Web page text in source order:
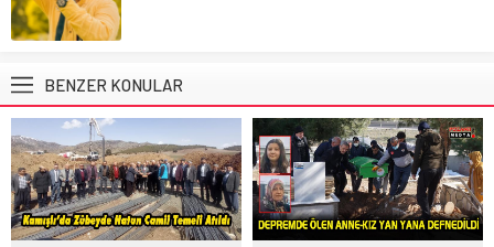
BENZER KONULAR